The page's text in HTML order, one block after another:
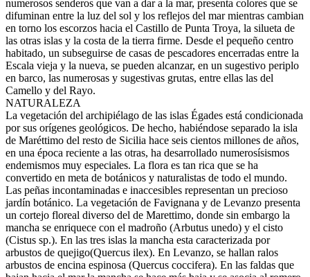
numerosos senderos que van a dar a la mar, presenta colores que se
difuminan entre la luz del sol y los reflejos del mar mientras cambian
en torno los escorzos hacia el Castillo de Punta Troya, la silueta de
las otras islas y la costa de la tierra firme. Desde el pequeño centro
habitado, un subseguirse de casas de pescadores encerradas entre la
Escala vieja y la nueva, se pueden alcanzar, en un sugestivo periplo
en barco, las numerosas y sugestivas grutas, entre ellas las del
Camello y del Rayo.
NATURALEZA
La vegetación del archipiélago de las islas Égades está condicionada
por sus orígenes geológicos. De hecho, habiéndose separado la isla
de Maréttimo del resto de Sicilia hace seis cientos millones de años,
en una época reciente a las otras, ha desarrollado numerosísismos
endemismos muy especiales. La flora es tan rica que se ha
convertido en meta de botánicos y naturalistas de todo el mundo.
Las peñas incontaminadas e inaccesibles representan un precioso
jardín botánico. La vegetación de Favignana y de Levanzo presenta
un cortejo floreal diverso del de Marettimo, donde sin embargo la
mancha se enriquece con el madroño (Arbutus unedo) y el cisto
(Cistus sp.). En las tres islas la mancha esta caracterizada por
arbustos de quejigo(Quercus ilex). En Levanzo, se hallan ralos
arbustos de encina espinosa (Quercus coccifera). En las faldas que